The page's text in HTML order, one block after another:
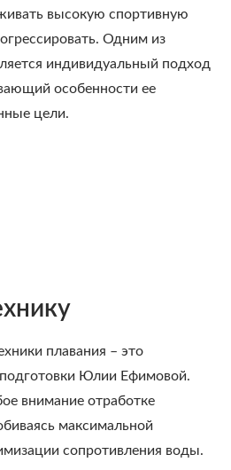
высокую спортивную
Одним из
индивидуальный подход
особенности ее
цели.
плавания – это
Юлии Ефимовой.
внимание отработке
максимальной
сопротивления воды.